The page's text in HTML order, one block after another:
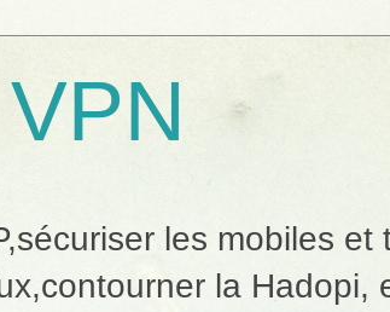
les mobiles et
la Hadopi,